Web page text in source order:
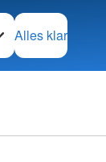
Alles klar